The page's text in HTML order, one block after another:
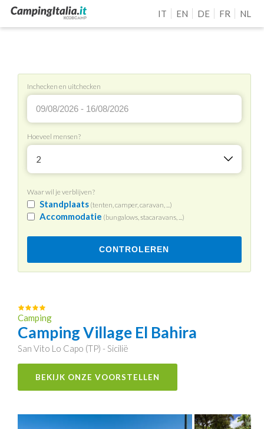
IT EN DE FR NL
Inchecken en uitchecken
Hoeveel mensen?
2
Waar wil je verblijven?
Standplaats(tenten, camper, caravan, ...)
Accommodatie (bungalows, stacaravans, ...)
CONTROLEREN
Camping
Camping Village El Bahira
San Vito Lo Capo (TP) - Sicilië
BEKIJK ONZE VOORSTELLEN